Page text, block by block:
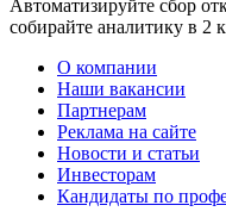
Автоматизируйте сбор
собирайте аналитику в 2
О компании
Наши вакансии
Партнерам
Реклама на сайте
Новости и статьи
Инвесторам
Кандидаты по